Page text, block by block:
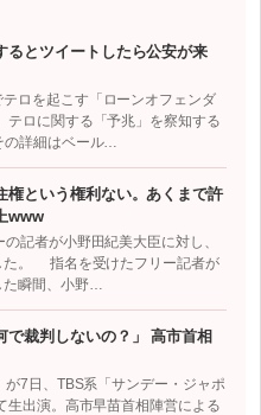
るとツイートしたら公安が来
ロを起こす「ローンオフェンダ
テロに関する「予兆」を察知する
の詳細はベール…
権という権利ない。あくまで許
www
記者が小野田紀美大臣に対し、
た。 指名を受けたフリー記者が
た瞬間、小野…
で裁判しないの？」 高市首相
7日、TBS系「サンデー・ジャポ
生出演。高市早苗首相陣営による